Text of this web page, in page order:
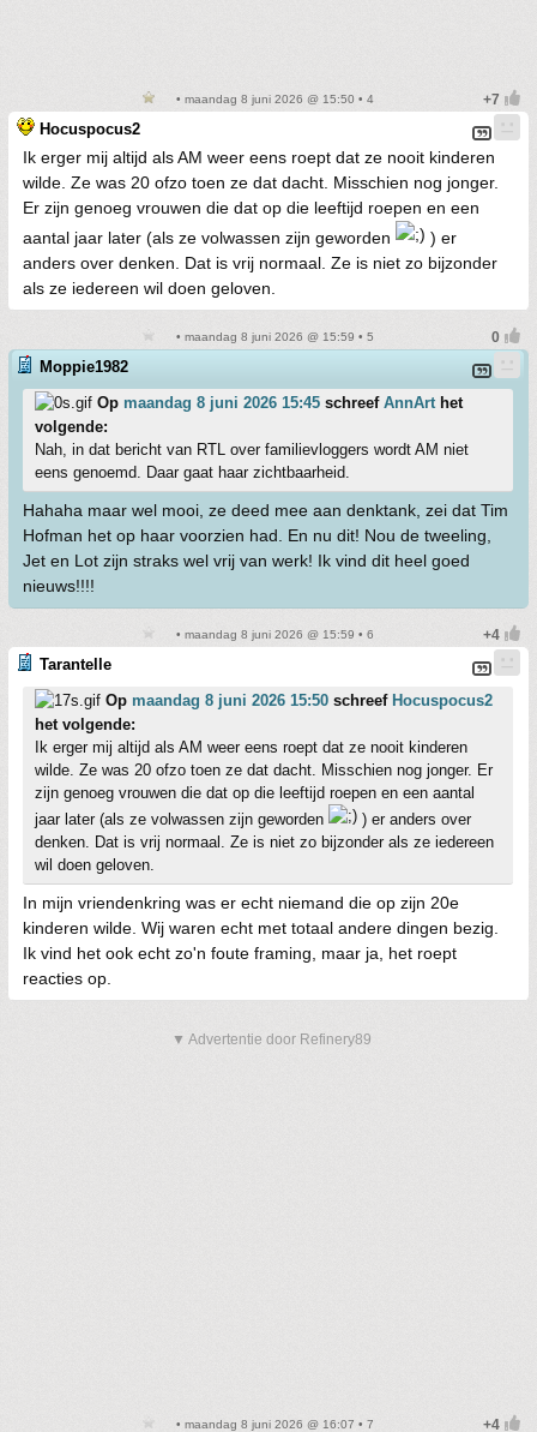
• maandag 8 juni 2026 @ 15:50 • 4
Hocuspocus2
Ik erger mij altijd als AM weer eens roept dat ze nooit kinderen
wilde. Ze was 20 ofzo toen ze dat dacht. Misschien nog jonger.
Er zijn genoeg vrouwen die dat op die leeftijd roepen en een
aantal jaar later (als ze volwassen zijn geworden
) er
anders over denken. Dat is vrij normaal. Ze is niet zo bijzonder
als ze iedereen wil doen geloven.
• maandag 8 juni 2026 @ 15:59 • 5
Moppie1982
Op maandag 8 juni 2026 15:45 schreef AnnArthet
volgende:
Nah, in dat bericht van RTL over familievloggers wordt AM niet
eens genoemd. Daar gaat haar zichtbaarheid.
Hahaha maar wel mooi, ze deed mee aan denktank, zei dat Tim
Hofman het op haar voorzien had. En nu dit! Nou de tweeling,
Jet en Lot zijn straks wel vrij van werk! Ik vind dit heel goed
nieuws!!!!
• maandag 8 juni 2026 @ 15:59 • 6
Tarantelle
Op maandag 8 juni 2026 15:50 schreef Hocuspocus2
het volgende:
Ik erger mij altijd als AM weer eens roept dat ze nooit kinderen
wilde. Ze was 20 ofzo toen ze dat dacht. Misschien nog jonger. Er
zijn genoeg vrouwen die dat op die leeftijd roepen en een aantal
jaar later (als ze volwassen zijn geworden
) er anders over
denken. Dat is vrij normaal. Ze is niet zo bijzonder als ze iedereen
wil doen geloven.
In mijn vriendenkring was er echt niemand die op zijn 20e
kinderen wilde. Wij waren echt met totaal andere dingen bezig.
Ik vind het ook echt zo'n foute framing, maar ja, het roept
reacties op.
▼ Advertentie door Refinery89
• maandag 8 juni 2026 @ 16:07 • 7